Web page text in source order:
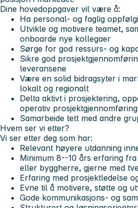
Dine hovedoppgaver vil være å:
Ha personal- og faglig
Utvikle og motivere teamet,
onboarde nye kollegaer
Sørge for god ressurs- og
Sikre god
leveransene
Være en solid bidragsyter i
lokalt og regionalt
Delta aktivt i prosjektering,
operativ prosjektgjennomføring
Samarbeide tett med andre
Hvem ser vi etter?
Vi ser etter deg som har:
Relevant høyere utdanning
Minimum 8--10 års erfaring
eller byggherre, gjerne med
Erfaring med prosjektledelse
Evne til å motivere, støtte og
Gode kommunikasjons- og